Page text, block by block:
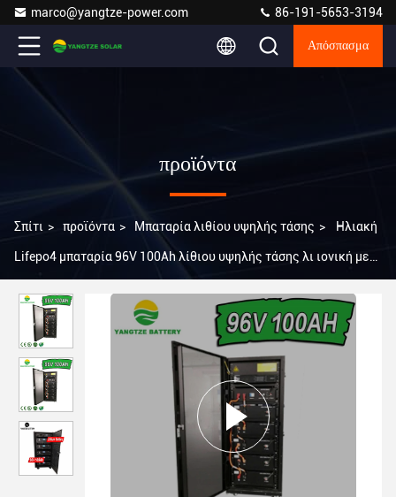
marco@yangtze-power.com 86-191-5653-3194
Απόσπασμα
προϊόντα
Σπίτι > προϊόντα > Μπαταρία λιθίου υψηλής τάσης > Ηλιακή
Lifepo4 μπαταρία 96V 100Ah λίθιου υψηλής τάσης λι ιονική με